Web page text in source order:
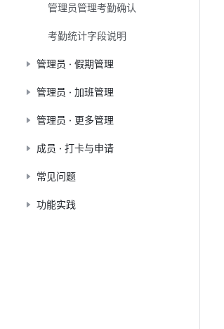
管理员管理考勤确认
考勤统计字段说明
管理员 · 假期管理
管理员 · 加班管理
管理员 · 更多管理
成员 · 打卡与申请
常见问题
功能实践